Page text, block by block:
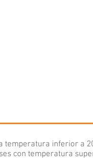
temperatura inferior a
con temperatura